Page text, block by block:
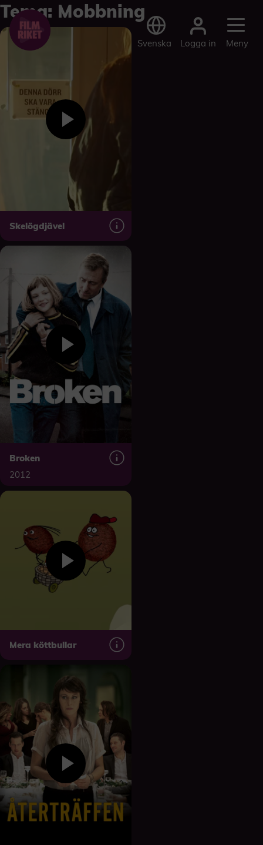
Svenska Logga in Meny
Tema: Mobbning
Skelögdjävel
Broken
2012
Mera köttbullar